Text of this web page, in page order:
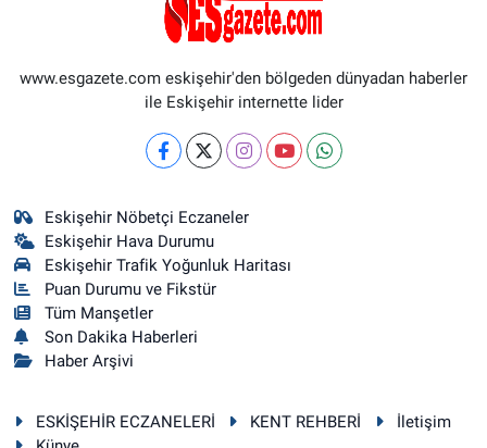
www.esgazete.com eskişehir'den bölgeden dünyadan haberler
ile Eskişehir internette lider
Eskişehir Nöbetçi Eczaneler
Eskişehir Hava Durumu
Eskişehir Trafik Yoğunluk Haritası
Puan Durumu ve Fikstür
Tüm Manşetler
Son Dakika Haberleri
Haber Arşivi
ESKİŞEHİR ECZANELERİ KENT REHBERİ
İletişim